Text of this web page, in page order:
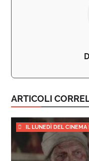
ARTICOLI
IL LUNEDÌ DEL CINEMA